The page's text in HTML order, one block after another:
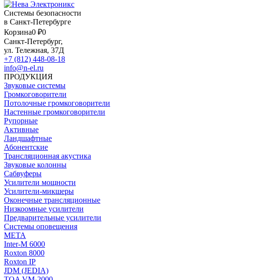
Системы безопасности
в Санкт-Петербурге
Корзина0 ₽0
Санкт-Петербург,
ул. Тележная, 37Д
+7 (812) 448-08-18
info@n-el.ru
ПРОДУКЦИЯ
Звуковые системы
Громкоговорители
Потолочные громкоговорители
Настенные громкоговорители
Рупорные
Активные
Ландшафтные
Абонентские
Трансляционная акустика
Звуковые колонны
Сабвуферы
Усилители мощности
Усилители-микшеры
Оконечные трансляционные
Низкоомные усилители
Предварительные усилители
Системы оповещения
МЕТА
Inter-M 6000
Roxton 8000
Roxton IP
JDM (JEDIA)